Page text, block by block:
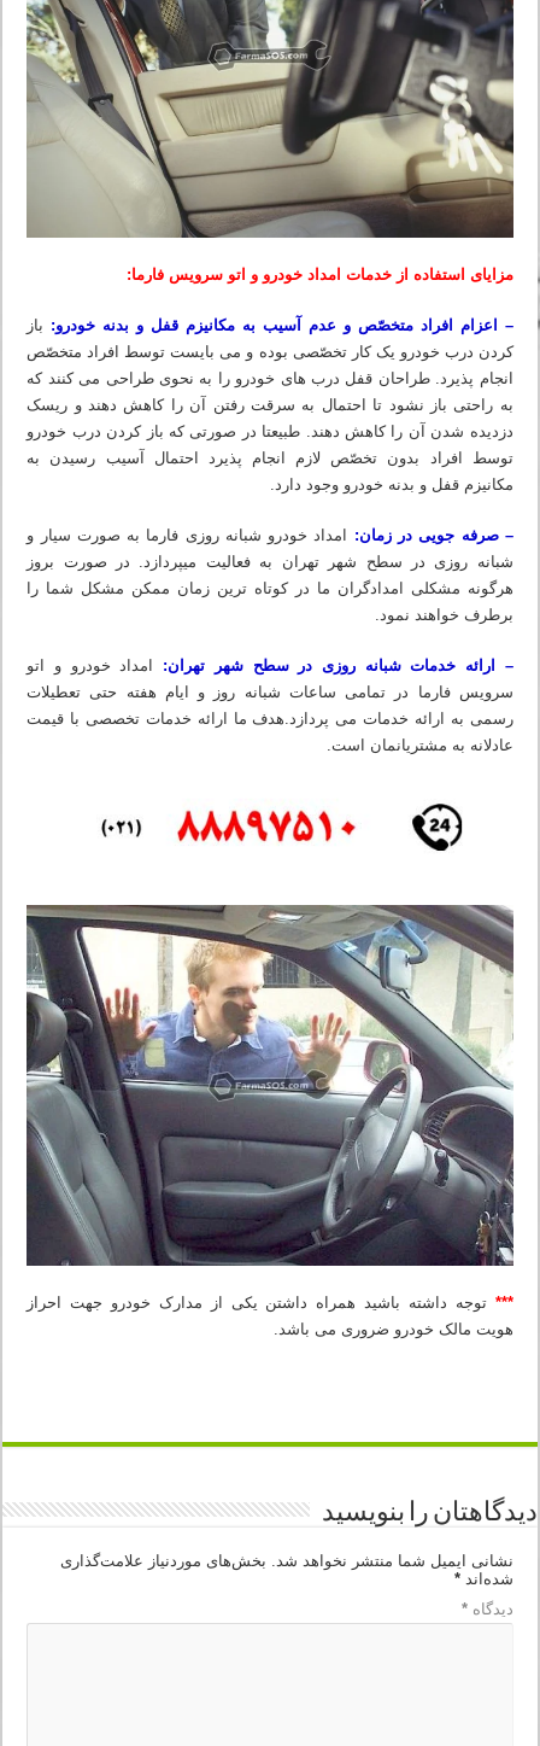
مزایای استفاده از خدمات امداد خودرو و اتو سرویس فارما:
– اعزام افراد متخصّص و عدم آسیب به مکانیزم قفل و بدنه خودرو: باز
کردن درب خودرو یک کار تخصّصی بوده و می بایست توسط افراد متخصّص
انجام پذیرد. طراحان قفل درب های خودرو را به نحوی طراحی می کنند که
به راحتی باز نشود تا احتمال به سرقت رفتن آن را کاهش دهند و ریسک
دزدیده شدن آن را کاهش دهند. طبیعتا در صورتی که باز کردن درب خودرو
توسط افراد بدون تخصّص لازم انجام پذیرد احتمال آسیب رسیدن به
مکانیزم قفل و بدنه خودرو وجود دارد.
– صرفه جویی در زمان:
امداد خودرو شبانه روزی فارما به صورت سیار و
شبانه روزی در سطح شهر تهران به فعالیت میپردازد. در صورت بروز
هرگونه مشکلی امدادگران ما در کوتاه ترین زمان ممکن مشکل شما را
برطرف خواهند نمود.
– ارائه خدمات شبانه روزی در سطح شهر تهران: امداد خودرو و اتو
سرویس فارما در تمامی ساعات شبانه روز و ایام هفته حتی تعطیلات
رسمی به ارائه خدمات می پردازد.هدف ما ارائه خدمات تخصصی با قیمت
عادلانه به مشتریانمان است.
***توجه داشته باشید همراه داشتن یکی از مدارک خودرو جهت احراز
هویت مالک خودرو ضروری می باشد.
دیدگاهتان را بنویسید
نشانی ایمیل شما منتشر نخواهد شد.
بخش‌های موردنیاز علامت‌گذاری
شده‌اند*
دیدگاه*